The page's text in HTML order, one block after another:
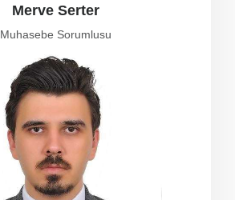
Merve Serter
Muhasebe Sorumlusu